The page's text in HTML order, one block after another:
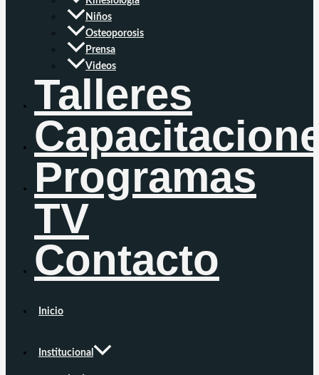
Niños
Osteoporosis
Prensa
Videos
Talleres
Programas
TV
Contacto
Inicio
Institucional